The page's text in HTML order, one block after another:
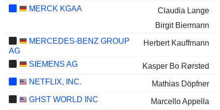
MERCK KGAA
Claudia Lange
Birgit Biermann
MERCEDES-BENZ GROUP
AG
Herbert Kauffmann
SIEMENS AG
Kasper Bo Rørsted
NETFLIX, INC.
Mathias Döpfner
GHST WORLD INC
Marcello Appella